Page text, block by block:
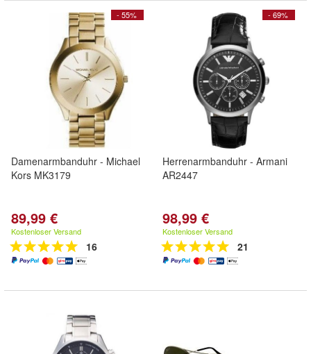
- 55%
Damenarmbanduhr - Michael
Kors MK3179
89,99 €
Kostenloser Versand
16
- 69%
Herrenarmbanduhr - Armani
AR2447
98,99 €
Kostenloser Versand
21